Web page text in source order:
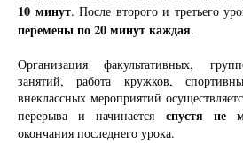
10 минут. После второго и третьего
перемены по 20 минут каждая.
Организация факультативных,
занятий, работа кружков,
внеклассных мероприятий
перерыва и начинается спустя не
окончания последнего урока.